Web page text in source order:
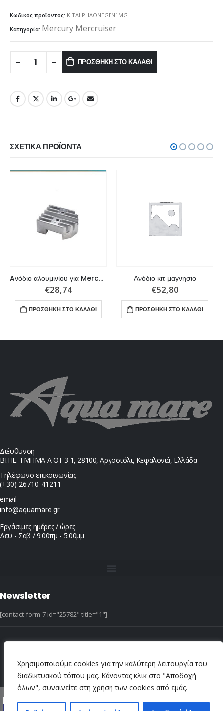
Χρησιμοποιούμε cookies για την καλύτερη λειτουργία του
διαδικτυακού τόπου μας. Κάνοντας κλικ στο "Αποδοχή
όλων", συναινείτε στη χρήση των cookies από εμάς.
Κωδικός προϊόντος: KITALPHAONEGEN1MG
Κατηγορία: Mercury Mercruiser
ΠΡΟΣΘΉΚΗ ΣΤΟ ΚΑΛΆΘΙ
ΣΧΕΤΙΚΆ ΠΡΟΪΌΝΤΑ
Aνόδιο αλουμινίου για Mercury-Mercruiser
€28,74
ΠΡΟΣΘΉΚΗ ΣΤΟ ΚΑΛΆΘΙ
Ανόδιο κιτ μαγνησιο
€52,80
ΠΡΟΣΘΉΚΗ ΣΤΟ ΚΑΛΆΘΙ
Διέυθυνση
ΒΙ.ΠΕ. ΤΜΗΜΑ Α ΟΤ 3 1, 28100, Αργοστόλι, Κεφαλονιά, Ελλάδα
Τηλέφωνο επικοινωνίας
(+30) 26710-41211
email
info@aquamare.gr
Εργάσιμες ημέρες / ώρες
Δευ - Σαβ / 9:00πμ - 5:00μμ
Newsletter
[contact-form-7 id="25782" title="1"]